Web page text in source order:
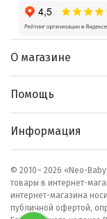
О магазине
Блог
Помощь
Как сделать заказ
Информация
© 2010– 2026 «Neo-
товары в интернет-
интернет-магазина
публичной офертой,